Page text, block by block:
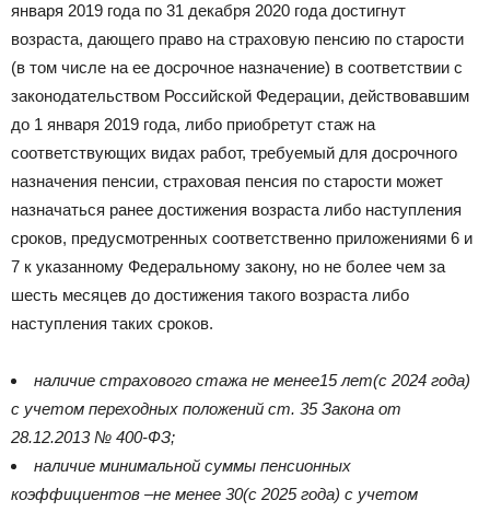
января 2019 года по 31 декабря 2020 года достигнут
возраста, дающего право на страховую пенсию по старости
(в том числе на ее досрочное назначение) в соответствии с
законодательством Российской Федерации, действовавшим
до 1 января 2019 года, либо приобретут стаж на
соответствующих видах работ, требуемый для досрочного
назначения пенсии, страховая пенсия по старости может
назначаться ранее достижения возраста либо наступления
сроков, предусмотренных соответственно приложениями 6 и
7 к указанному Федеральному закону, но не более чем за
шесть месяцев до достижения такого возраста либо
наступления таких сроков.
наличие страхового стажа не менее15 лет(с 2024 года)
с учетом переходных положений ст. 35 Закона от
28.12.2013 № 400-ФЗ;
наличие минимальной суммы пенсионных
коэффициентов –не менее 30(с 2025 года) с учетом